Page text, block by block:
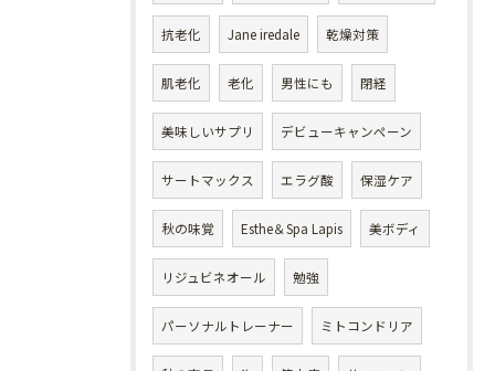
抗老化 Jane iredale 乾燥対策
肌老化 老化 男性にも 閉経
美味しいサプリ デビューキャンペーン
サートマックス エラグ酸 保湿ケア
秋の味覚 Esthe＆Spa Lapis 美ボディ
リジュビネオール 勉強
パーソナルトレーナー ミトコンドリア